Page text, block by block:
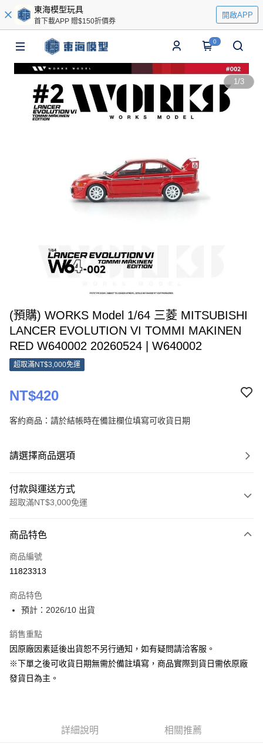
東海模型玩具
首下載APP 贈$150折價券
開啟APP
0
1/3
(預購) WORKS Model 1/64 三菱 MITSUBISHI
LANCER EVOLUTION VI TOMMI MAKINEN
RED W640002 20260524 | W640002
超取滿NT$3,000免運
NT$420
客約商品：請於結帳時在備註欄位填寫可收貨日期
請選擇商品選項
付款與運送方式
超取滿NT$3,000免運
信用卡一次付款
超商取貨付款
ATM付款
運送方式
預購-全家取貨付款(舊)
預購-7-11取貨付款(舊)
商品特色
商品編號
11823313
商品特色
預計：2026/10 出貨
銷售重點
因原廠因素延後出貨恕不另行通知，如有疑問請洽客服。
※下單之後可收貨日期無需於備註填寫，商品實際到貨日需依原廠
發貨日為主。
詳細說明 相關推薦